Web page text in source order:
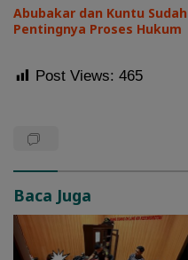
Abubakar dan Kuntu
Pentingnya Proses Hukum
Post Views: 465
Baca Juga